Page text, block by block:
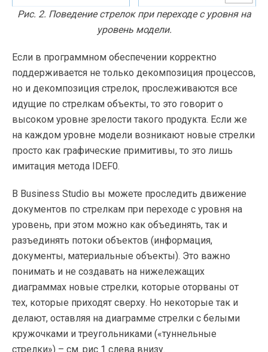
Рис. 2. Поведение стрелок при переходе с уровня на
уровень модели.
Если в программном обеспечении корректно
поддерживается не только декомпозиция процессов,
но и декомпозиция стрелок, прослеживаются все
идущие по стрелкам объекты, то это говорит о
высоком уровне зрелости такого продукта. Если же
на каждом уровне модели возникают новые стрелки
просто как графические примитивы, то это лишь
имитация метода IDEF0.
В Business Studio вы можете проследить движение
документов по стрелкам при переходе с уровня на
уровень, при этом можно как объединять, так и
разъединять потоки объектов (информация,
документы, материальные объекты). Это важно
понимать и не создавать на нижележащих
диаграммах новые стрелки, которые оторваны от
тех, которые приходят сверху. Но некоторые так и
делают, оставляя на диаграмме стрелки с белыми
кружочками и треугольниками («туннельные
стрелки») – см. рис 1 слева внизу.